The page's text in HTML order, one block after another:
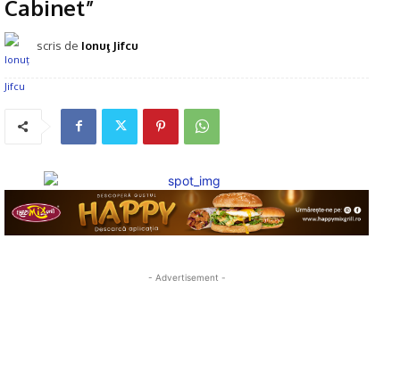
Cabinet”
scris de Ionuţ Jifcu
- Advertisement -